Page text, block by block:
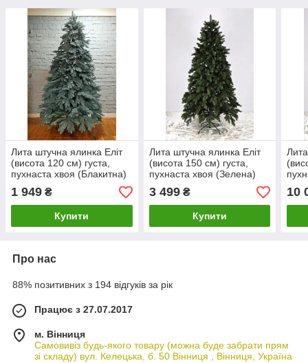
Лита штучна ялинка Еліт
(висота 120 см) густа,
пухнаста хвоя (Блакитна)
1 949 ₴
Купити
Лита штучна ялинка Еліт
(висота 150 см) густа,
пухнаста хвоя (Зелена)
3 499₴
Купити
10
Про нас
88% позитивних з 194 відгуків за рік
Працює з 27.07.2017
м. Вінниця
Самовивіз будь-якого товару (можна буде забрати прям
зі складу) вул. Келецька, б. 50 Вінниця , Вінниця, Україна